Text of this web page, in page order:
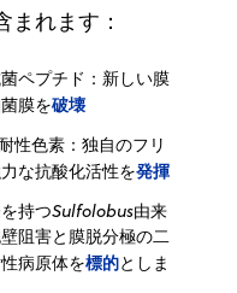
れます：
ペプチド：新しい膜
膜を破壊
性色素：独自のフリ
な抗酸化活性を発揮
持つSulfolobus由来
阻害と膜脱分極の二
病原体を標的としま